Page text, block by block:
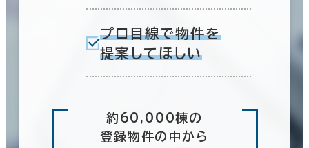
プロ目線で物件を
提案してほしい
約60,000棟の
登録物件の中から